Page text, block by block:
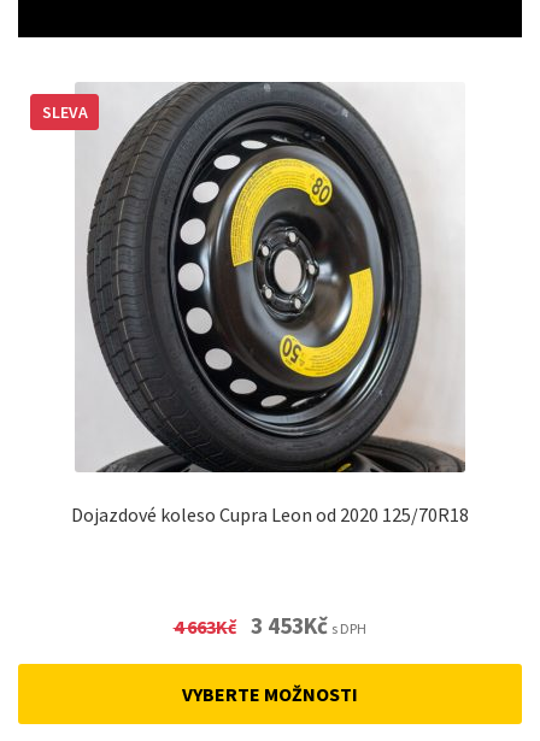
Dojazdové koleso Cupra Leon od 2020 125/70R18
SLEVA
4 663Kč Original
3 453KčCurrent
s DPH
VYBERTE MOŽNOSTI